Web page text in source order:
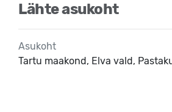
Lähte asukoht
Asukoht
Tartu maakond, Elva vald,